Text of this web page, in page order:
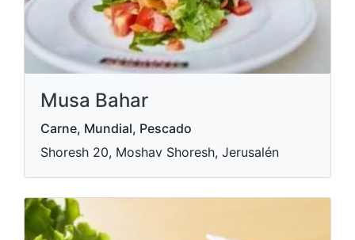
Musa Bahar
Carne, Mundial, Pescado
Shoresh 20, Moshav Shoresh, Jerusalén